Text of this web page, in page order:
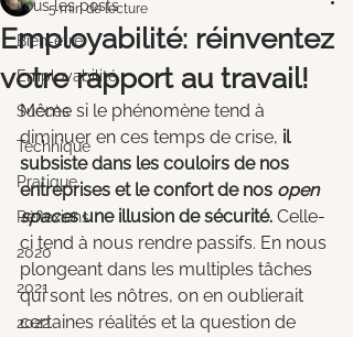
Tous les posts
Bien-être
Employabilité
Succès
Technique
Pratique
Réflexions
2020
2021
2022
Employabilité: réinventez
votre rapport au travail!
5 min de lecture
Même si le phénomène tend à
diminuer en ces temps de crise, il
subsiste dans les couloirs de nos
entreprises et le confort de nos open
spaces une illusion de sécurité. Celle-
ci tend à nous rendre passifs. En nous
plongeant dans les multiples tâches
qui sont les nôtres, on en oublierait
certaines réalités et la question de